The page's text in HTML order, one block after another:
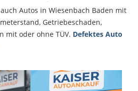
Autos in Wiesenbach Baden mit
Getriebeschaden,
mit oder ohne TÜV. Defektes Auto